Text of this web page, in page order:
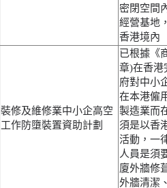
密閉空間
經營基地
香港境內
裝修及維修業中小企高空
工作防墮裝置資助計劃
已根據《
章)在香港
府對中小
在本港僱
製造業而
須是以香
活動，一
人員是須
廈外牆修
外牆清潔